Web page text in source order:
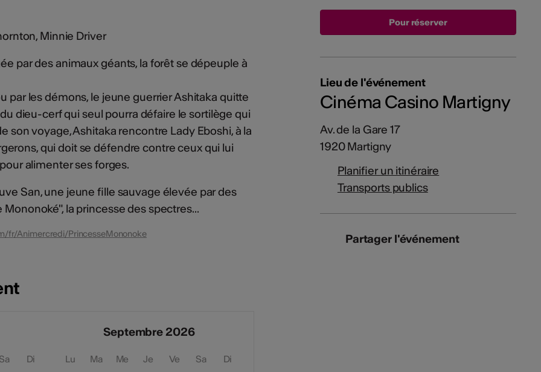
Minnie Driver
par des animaux géants, la forêt se dépeuple à
par les démons, le jeune guerrier Ashitaka quitte
dieu-cerf qui seul pourra défaire le sortilège qui
son voyage, Ashitaka rencontre Lady Eboshi, à la
qui doit se défendre contre ceux qui lui
alimenter ses forges.
San, une jeune fille sauvage élevée par des
la princesse des spectres...
fr/Animercredi/PrincesseMononoke
Sa Di
Septembre 2026
Lu Ma Me Je Ve Sa Di
Lieu de l'événement
Cinéma Casino Martigny
Av. de la Gare 17
1920 Martigny
Planifier un itinéraire
Transports publics
Partager l'événement